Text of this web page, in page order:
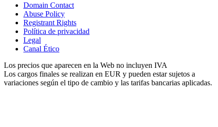
Domain Contact
Abuse Policy
Registrant Rights
Política de privacidad
Legal
Canal Ético
Los precios que aparecen en la Web no incluyen IVA
Los cargos finales se realizan en EUR y pueden estar sujetos a
variaciones según el tipo de cambio y las tarifas bancarias aplicadas.